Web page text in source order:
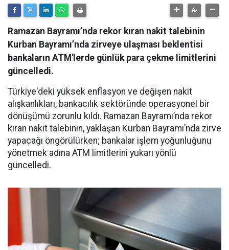
Ramazan Bayramı’nda rekor kıran nakit talebinin
Kurban Bayramı’nda zirveye ulaşması beklentisi
bankaların ATM'lerde günlük para çekme limitlerini
güncelledi.
Türkiye'deki yüksek enflasyon ve değişen nakit
alışkanlıkları, bankacılık sektöründe operasyonel bir
dönüşümü zorunlu kıldı. Ramazan Bayramı’nda rekor
kıran nakit talebinin, yaklaşan Kurban Bayramı’nda zirve
yapacağı öngörülürken; bankalar işlem yoğunluğunu
yönetmek adına ATM limitlerini yukarı yönlü
güncelledi.